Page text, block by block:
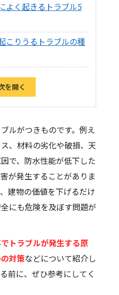
よく起きるトラブル5
こりうるトラブルの種
を開く
ルがつきものです。例え
、材料の劣化や破損、天
で、防水性能が低下した
が発生することがありま
建物の価値を下げるだけ
にも危険を及ぼす問題が
トラブルが発生する原
対策などについて紹介し
前に、ぜひ参考にしてく